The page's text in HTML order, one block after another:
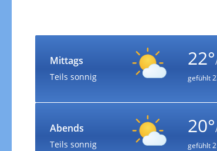
Mittags
Teils sonnig
22°
gefühlt
Abends
Teils sonnig
20°
gefühlt